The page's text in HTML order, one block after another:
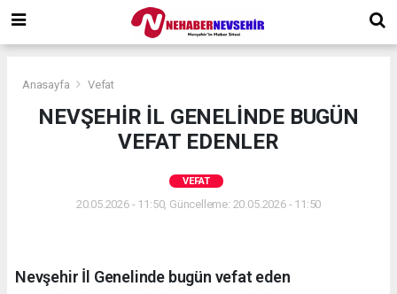
Anasayfa Vefat
NEVŞEHİR İL GENELİNDE BUGÜN
VEFAT EDENLER
VEFAT
20.05.2026 - 11:50, Güncelleme: 20.05.2026 - 11:50
Nevşehir İl Genelinde bugün vefat eden